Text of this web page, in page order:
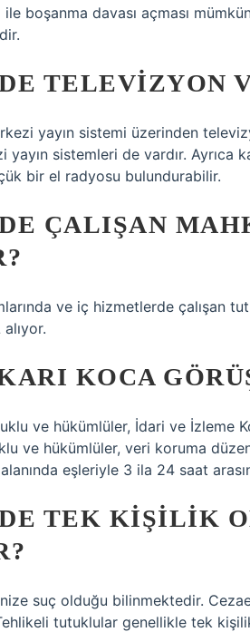
boşanma davası açması
TELEVIZYON
yayın sistemi üzerinden
sistemleri de vardır. Ayrıca
bir el radyosu bulundurabilir.
ÇALIŞAN
ve iç hizmetlerde çalışan
KOCA
ve hükümlüler, İdari ve İzleme
ve hükümlüler, veri koruma
eşleriyle 3 ila 24 saat
TEK KIŞILIK
suç olduğu bilinmektedir.
tutuklular genellikle tek